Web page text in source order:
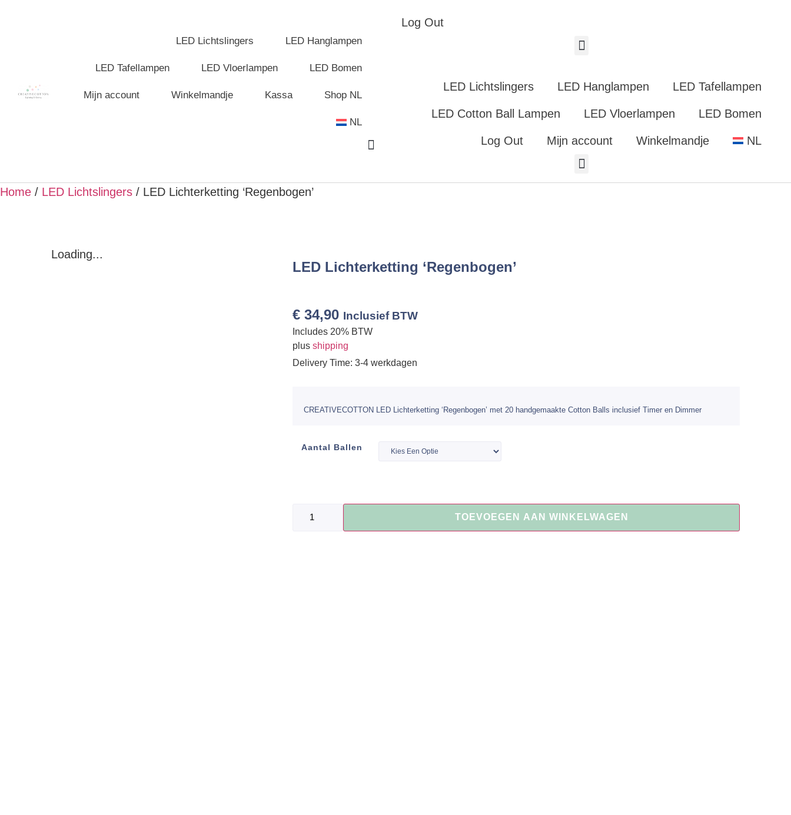
LED Lichtslingers LED Hanglampen
LED Tafellampen LED Vloerlampen LED Bomen
Mijn account Winkelmandje Kassa Shop NL
NL
Log Out
LED Lichtslingers LED Hanglampen LED Tafellampen
LED Cotton Ball Lampen LED Vloerlampen LED Bomen
Log Out Mijn account Winkelmandje NL
Home / LED Lichtslingers / LED Lichterketting ‘Regenbogen’
Loading...
LED Lichterketting ‘Regenbogen’
€ 34,90 Inclusief BTW
Includes 20% BTW
plus shipping
Delivery Time: 3-4 werkdagen
CREATIVECOTTON LED Lichterketting ‘Regenbogen’ met 20 handgemaakte Cotton Balls inclusief Timer en Dimmer
Aantal Ballen
TOEVOEGEN AAN WINKELWAGEN